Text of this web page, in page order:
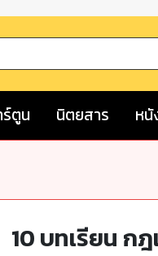
ร์ตูน นิตยสาร ห
10 บทเรียน ก